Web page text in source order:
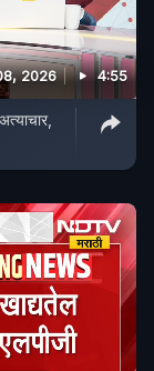
2026 4:55